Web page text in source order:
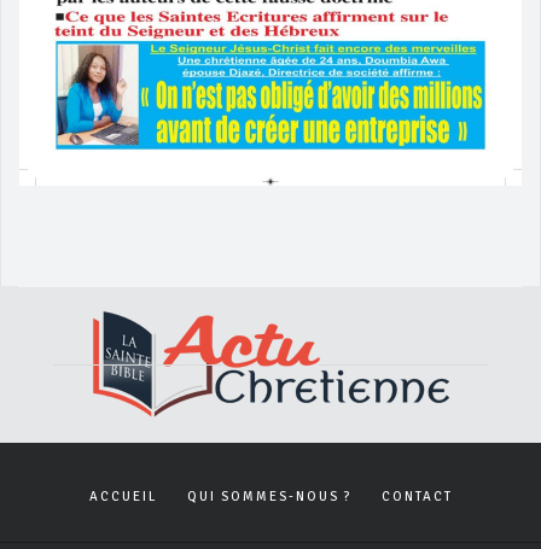
ACCUEIL QUI SOMMES-NOUS ? CONTACT